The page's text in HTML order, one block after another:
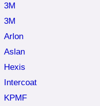
3M
3M
Arlon
Aslan
Hexis
Intercoat
KPMF